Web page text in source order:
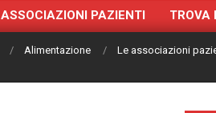
ASSOCIAZIONI PAZIENTI
Alimentazione
Le associazioni